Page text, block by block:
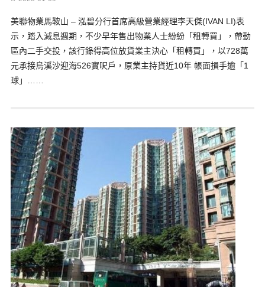
美聯物業馬鞍山 – 泓碧分行首席高級營業經理李天傑(IVAN LI)表
示，踏入減息週期，不少早年售出物業人士紛紛「租轉買」，帶動
區內二手交投，該行錄得高位放貨業主決心「租轉買」，以728萬
元承接烏溪沙迎海526實呎戶，原業主持貨近10年 帳面損手逾「1
球」……